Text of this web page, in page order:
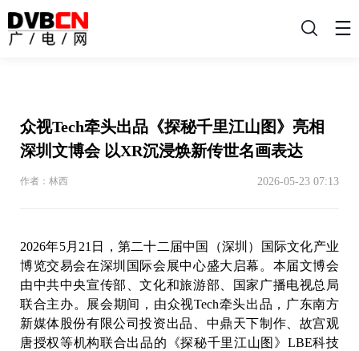
搜
众视Tech牵头出品《探秘千里江山图》亮相
深圳文博会 以XR沉浸焕新传世名画表达
作者：林西 2026-05-23 07:13
2026年5月21日，第二十二届中国（深圳）国际文化产业
博览交易会在深圳国际会展中心盛大启幕。本届文博会
由中共中央宣传部、文化和旅游部、国家广播电视总局
联合主办。展会期间，由众视Tech牵头出品，广东南方
新媒体股份有限公司投资出品、中鼎天下制作、故宫观
唐授权等机构联合出品的《探秘千里江山图》LBE科技